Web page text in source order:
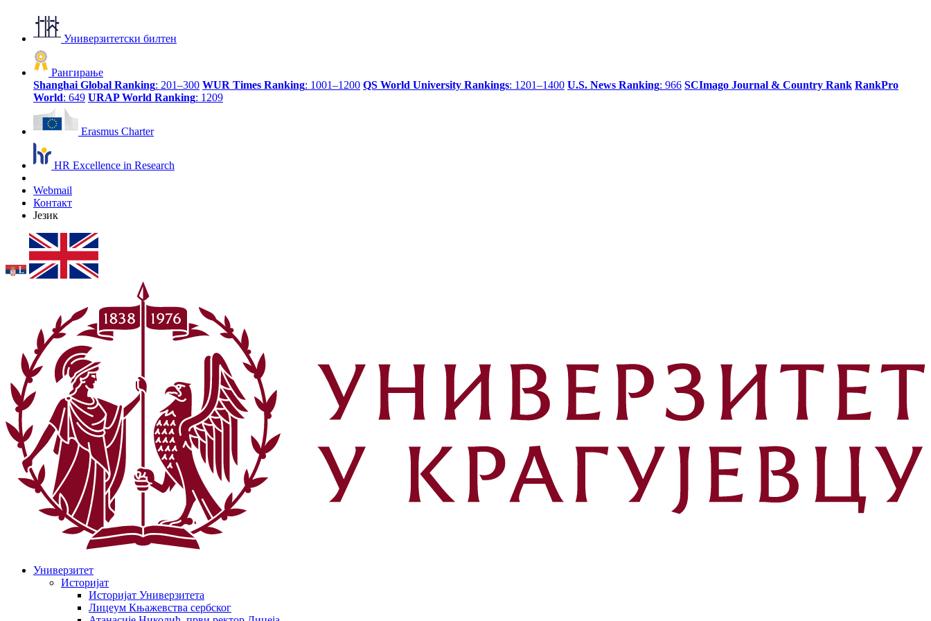
Универзитетски билтен
Рангирање
Shanghai Global Ranking: 201–300 WUR Times Ranking: 1001–1200 QS World University Rankings: 1201–1400 U.S. News Ranking: 966 SCImago Journal & Country Rank RankPro
World: 649 URAP World Ranking: 1209
Erasmus Charter
HR Excellence in Research
Webmail
Контакт
Језик
Универзитет
Историјат
Историјат Универзитета
Лицеум Књажевства сербског